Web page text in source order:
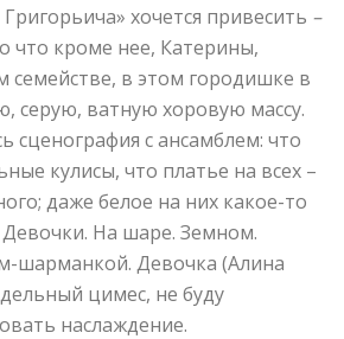
хочется привесить –
что кроме нее, Катерины,
семействе, в этом городишке в
серую, ватную хоровую массу.
сценография с ансамблем: что
кулисы, что платье на всех –
даже белое на них какое-то
На шаре. Земном.
шарманкой. Девочка (Алина
цимес, не буду
наслаждение.